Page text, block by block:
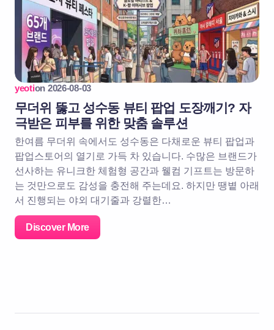
yeotion 2026-08-03
무더위 뚫고 성수동 뷰티 팝업 도장깨기? 자
극받은 피부를 위한 맞춤 솔루션
한여름 무더위 속에서도 성수동은 다채로운 뷰티 팝업과
팝업스토어의 열기로 가득 차 있습니다. 수많은 브랜드가
선사하는 유니크한 체험형 공간과 웰컴 기프트는 방문하
는 것만으로도 감성을 충전해 주는데요. 하지만 땡볕 아래
서 진행되는 야외 대기줄과 강렬한…
Discover More